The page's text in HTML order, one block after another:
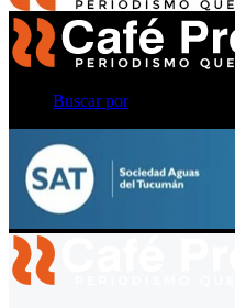
Buscar por